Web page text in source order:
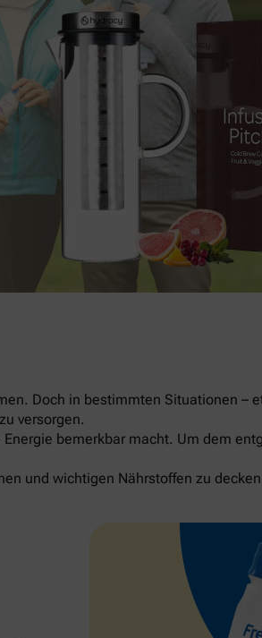
Doch in bestimmten Situationen –
versorgen.
bemerkbar macht. Um dem
und wichtigen Nährstoffen zu